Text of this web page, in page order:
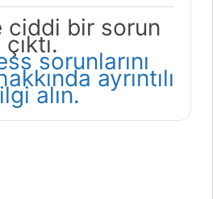
ciddi bir sorun
çıktı.
sorunlarını
ayrıntılı
alın.